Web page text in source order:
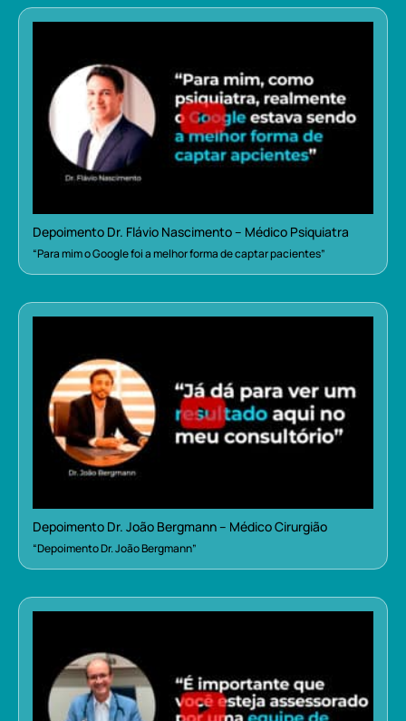
Depoimento Dr. Flávio Nascimento – Médico Psiquiatra
“Para mim o Google foi a melhor forma de captar pacientes”
Depoimento Dr. João Bergmann – Médico Cirurgião
“Depoimento Dr. João Bergmann”